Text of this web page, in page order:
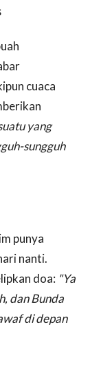
cuaca
yang
sungguh
punya
nanti.
doa: "Ya
dan Bunda
di depan